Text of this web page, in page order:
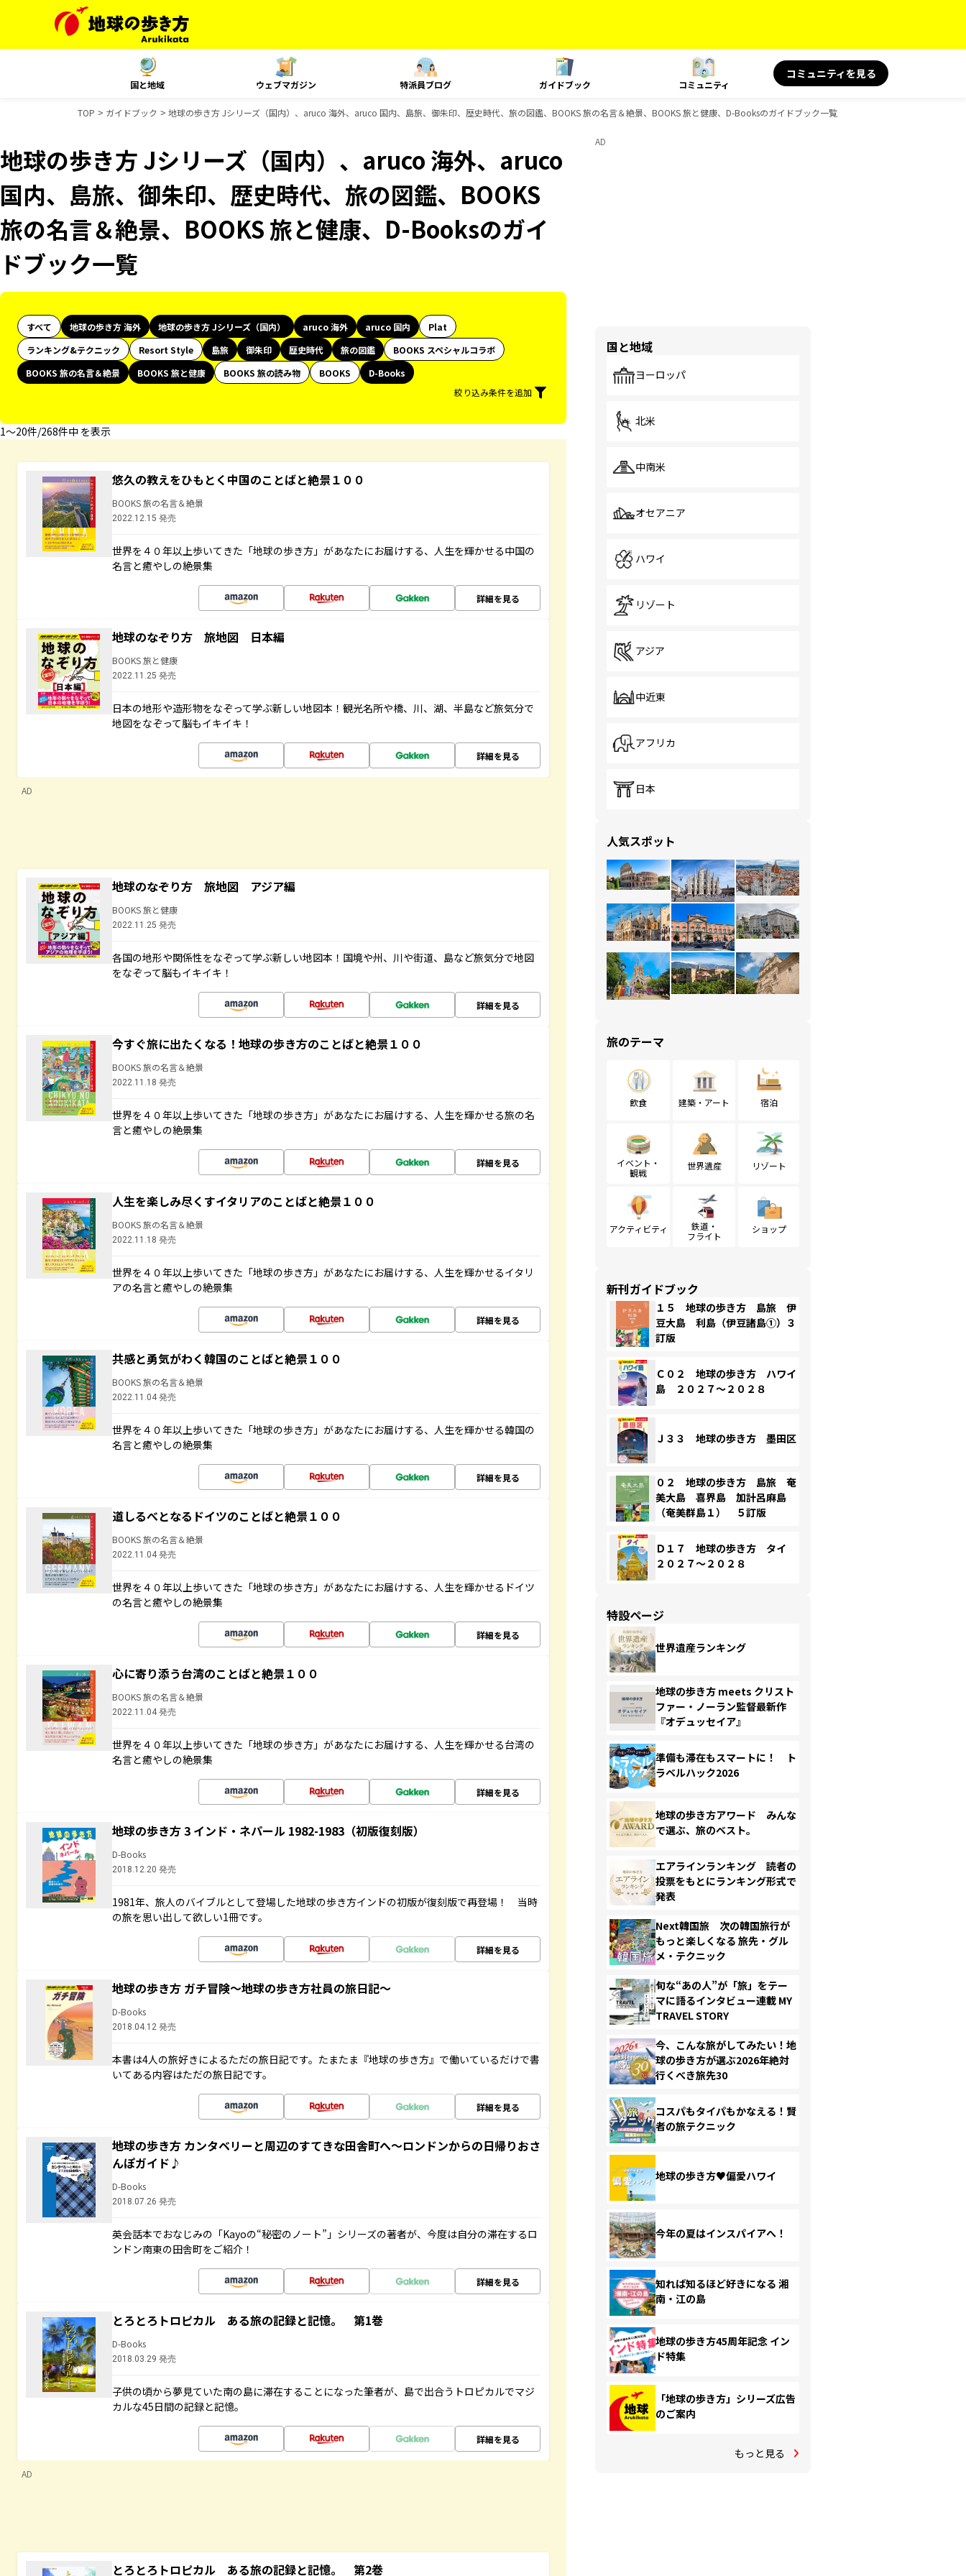
国と地域 ウェブマガジン 特派員ブログ ガイドブック コミュニティ
コミュニティを見る
TOP ガイドブック 地球の歩き方 Jシリーズ（国内）、aruco 海外、aruco 国内、島旅、御朱印、歴史時代、旅の図鑑、BOOKS 旅の名言＆絶景、BOOKS 旅と健康、D-Booksのガイドブック一覧
地球の歩き方 Jシリーズ（国内）、aruco 海外、aruco
国内、島旅、御朱印、歴史時代、旅の図鑑、BOOKS
旅の名言＆絶景、BOOKS 旅と健康、D-Booksのガイ
ドブック一覧
すべて 地球の歩き方 海外 地球の歩き方 Jシリーズ（国内） aruco 海外 aruco 国内
Plat
ランキング&テクニック
Resort Style 島旅 御朱印 歴史時代 旅の図鑑
BOOKS スペシャルコラボ
BOOKS 旅の名言＆絶景
BOOKS 旅と健康 BOOKS 旅の読み物 BOOKS
D-Books
絞り込み条件を追加
1〜20件/268件中 を表示
悠久の教えをひもとく中国のことばと絶景１００
BOOKS 旅の名言＆絶景
2022.12.15 発売
世界を４０年以上歩いてきた「地球の歩き方」があなたにお届けする、人生を輝かせる中国の
名言と癒やしの絶景集
詳細を見る
地球のなぞり方 旅地図 日本編
BOOKS 旅と健康
2022.11.25 発売
日本の地形や造形物をなぞって学ぶ新しい地図本！観光名所や橋、川、湖、半島など旅気分で
地図をなぞって脳もイキイキ！
詳細を見る
AD
地球のなぞり方 旅地図 アジア編
BOOKS 旅と健康
2022.11.25 発売
各国の地形や関係性をなぞって学ぶ新しい地図本！国境や州、川や街道、島など旅気分で地図
をなぞって脳もイキイキ！
詳細を見る
今すぐ旅に出たくなる！地球の歩き方のことばと絶景１００
BOOKS 旅の名言＆絶景
2022.11.18 発売
世界を４０年以上歩いてきた「地球の歩き方」があなたにお届けする、人生を輝かせる旅の名
言と癒やしの絶景集
詳細を見る
人生を楽しみ尽くすイタリアのことばと絶景１００
BOOKS 旅の名言＆絶景
2022.11.18 発売
世界を４０年以上歩いてきた「地球の歩き方」があなたにお届けする、人生を輝かせるイタリ
アの名言と癒やしの絶景集
詳細を見る
共感と勇気がわく韓国のことばと絶景１００
BOOKS 旅の名言＆絶景
2022.11.04 発売
世界を４０年以上歩いてきた「地球の歩き方」があなたにお届けする、人生を輝かせる韓国の
名言と癒やしの絶景集
詳細を見る
道しるべとなるドイツのことばと絶景１００
BOOKS 旅の名言＆絶景
2022.11.04 発売
世界を４０年以上歩いてきた「地球の歩き方」があなたにお届けする、人生を輝かせるドイツ
の名言と癒やしの絶景集
詳細を見る
心に寄り添う台湾のことばと絶景１００
BOOKS 旅の名言＆絶景
2022.11.04 発売
世界を４０年以上歩いてきた「地球の歩き方」があなたにお届けする、人生を輝かせる台湾の
名言と癒やしの絶景集
詳細を見る
地球の歩き方 3 インド・ネパール 1982-1983（初版復刻版）
D-Books
2018.12.20 発売
1981年、旅人のバイブルとして登場した地球の歩き方インドの初版が復刻版で再登場！ 当時
の旅を思い出して欲しい1冊です。
詳細を見る
地球の歩き方 ガチ冒険～地球の歩き方社員の旅日記～
D-Books
2018.04.12 発売
本書は4人の旅好きによるただの旅日記です。たまたま『地球の歩き方』で働いているだけで書
いてある内容はただの旅日記です。
詳細を見る
地球の歩き方 カンタベリーと周辺のすてきな田舎町へ～ロンドンからの日帰りおさ
んぽガイド♪
D-Books
2018.07.26 発売
英会話本でおなじみの「Kayoの“秘密のノート”」シリーズの著者が、今度は自分の滞在するロ
ンドン南東の田舎町をご紹介！
詳細を見る
とろとろトロピカル ある旅の記録と記憶。 第1巻
D-Books
2018.03.29 発売
子供の頃から夢見ていた南の島に滞在することになった筆者が、島で出合うトロピカルでマジ
カルな45日間の記録と記憶。
詳細を見る
AD
とろとろトロピカル ある旅の記録と記憶。 第2巻
AD
国と地域
ヨーロッパ
北米
中南米
オセアニア
ハワイ
リゾート
アジア
中近東
アフリカ
日本
人気スポット
旅のテーマ
飲食 建築・アート 宿泊
イベント・
観戦
世界遺産 リゾート
アクティビティ
鉄道・
フライト
ショップ
新刊ガイドブック
１５ 地球の歩き方 島旅 伊
豆大島 利島（伊豆諸島①）３
訂版
Ｃ０２ 地球の歩き方 ハワイ
島 ２０２７～２０２８
Ｊ３３ 地球の歩き方 墨田区
０２ 地球の歩き方 島旅 奄
美大島 喜界島 加計呂麻島
（奄美群島１） ５訂版
Ｄ１７ 地球の歩き方 タイ
２０２７～２０２８
特設ページ
世界遺産ランキング
地球の歩き方 meets クリスト
ファー・ノーラン監督最新作
『オデュッセイア』
準備も滞在もスマートに！ ト
ラベルハック2026
地球の歩き方アワード みんな
で選ぶ、旅のベスト。
エアラインランキング 読者の
投票をもとにランキング形式で
発表
Next韓国旅 次の韓国旅行が
もっと楽しくなる 旅先・グル
メ・テクニック
旬な“あの人”が「旅」をテー
マに語るインタビュー連載 MY
TRAVEL STORY
今、こんな旅がしてみたい！地
球の歩き方が選ぶ2026年絶対
行くべき旅先30
コスパもタイパもかなえる！賢
者の旅テクニック
地球の歩き方♥偏愛ハワイ
今年の夏はインスパイアへ！
知れば知るほど好きになる 湘
南・江の島
地球の歩き方45周年記念 イン
ド特集
「地球の歩き方」シリーズ広告
のご案内
もっと見る